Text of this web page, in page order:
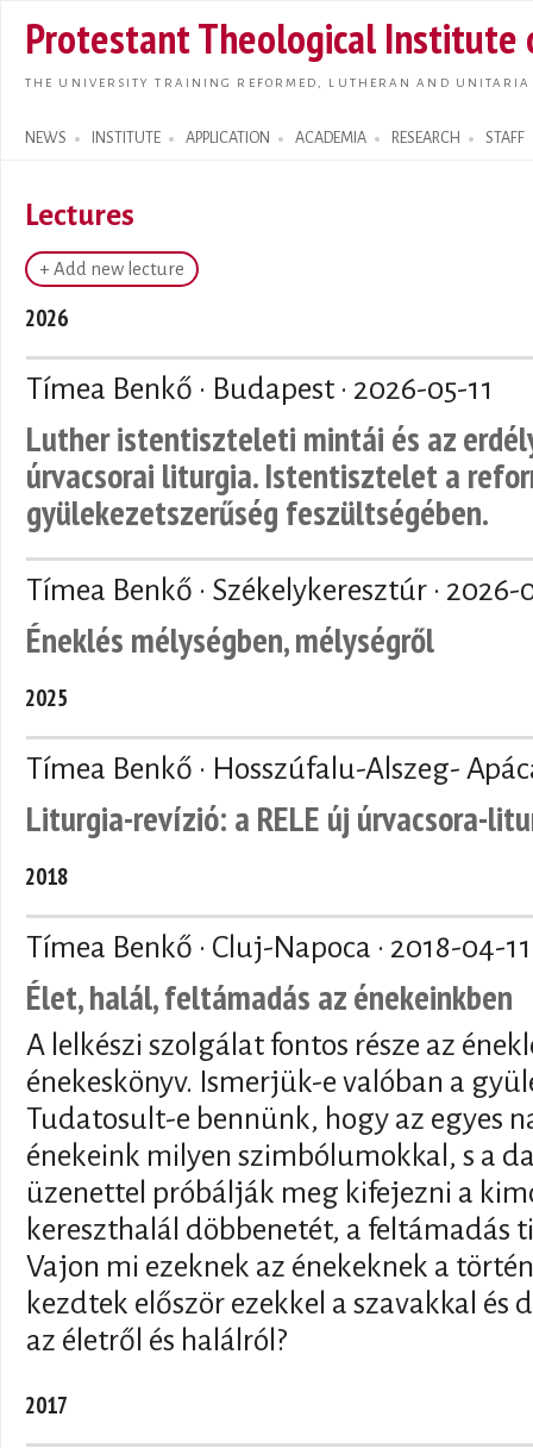
main
Protestant Theological Institute
THE UNIVERSITY TRAINING REFORMED, LUTHERAN AND
NEWS INSTITUTE APPLICATION ACADEMIA RESEARCH STAFF
Search form
Lectures
+ Add new lecture
2026
Tímea Benkő · Budapest · 2026-05-11
Luther istentiszteleti mintái és az
úrvacsorai liturgia. Istentisztelet a
gyülekezetszerűség feszültségében.
Tímea Benkő · Székelykeresztúr · 2026-
Éneklés mélységben, mélységről
2025
Tímea Benkő · Hosszúfalu-Alszeg-
Liturgia-revízió: a RELE új úrvacsora-
2018
Tímea Benkő · Cluj-Napoca · 2018-04-11
Élet, halál, feltámadás az énekeinkben
A lelkészi szolgálat fontos része az
énekeskönyv. Ismerjük-e valóban a
Tudatosult-e bennünk, hogy az egyes
énekeink milyen szimbólumokkal, s a
üzenettel próbálják meg kifejezni a
kereszthalál döbbenetét, a feltámadás
Vajon mi ezeknek az énekeknek a
kezdtek először ezekkel a szavakkal és
az életről és halálról?
2017